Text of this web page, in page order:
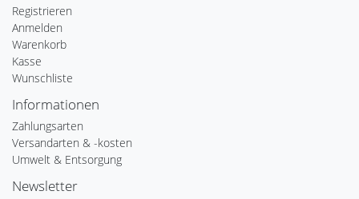
Registrieren
Anmelden
Warenkorb
Kasse
Wunschliste
Informationen
Zahlungsarten
Versandarten & -kosten
Umwelt & Entsorgung
Newsletter